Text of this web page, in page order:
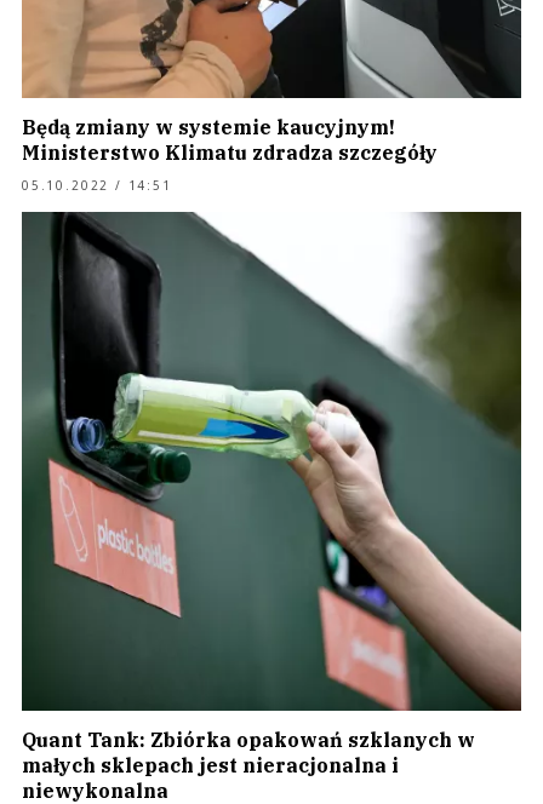
Będą zmiany w systemie kaucyjnym!
Ministerstwo Klimatu zdradza szczegóły
05.10.2022 / 14:51
Quant Tank: Zbiórka opakowań szklanych w
małych sklepach jest nieracjonalna i
niewykonalna